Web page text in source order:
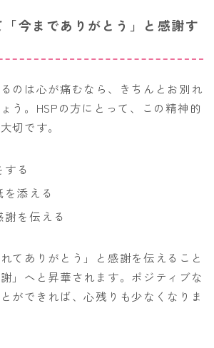
今までありがとう」と感謝す
のは心が痛むなら、きちんとお別れ
う。HSPの方にとって、この精神的
切です。
る
添える
を伝える
てありがとう」と感謝を伝えること
」へと昇華されます。ポジティブな
ができれば、心残りも少なくなりま